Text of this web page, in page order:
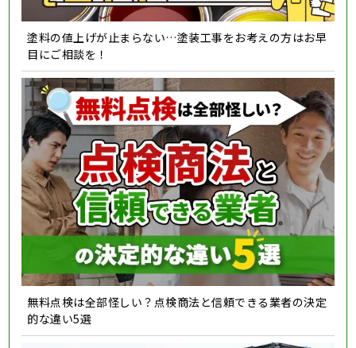
塗料の値上げが止まらない…塗装工事をお考えの方はお早
目にご相談を！
無料点検は全部怪しい？点検商法と信頼できる業者の決定
的な違い5選